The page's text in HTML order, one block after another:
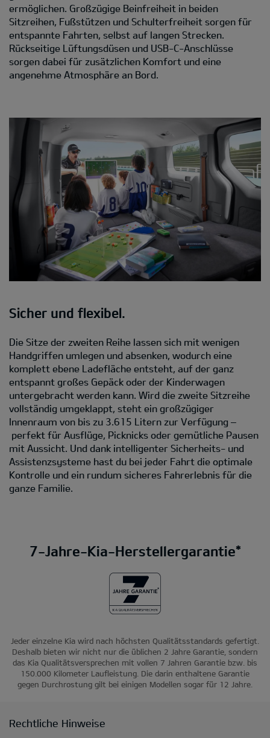
ermöglichen. Großzügige Beinfreiheit in beiden
Sitzreihen, Fußstützen und Schulterfreiheit sorgen für
entspannte Fahrten, selbst auf langen Strecken.
Rückseitige Lüftungsdüsen und USB-C-Anschlüsse
sorgen dabei für zusätzlichen Komfort und eine
angenehme Atmosphäre an Bord.
Sicher und flexibel.
Die Sitze der zweiten Reihe lassen sich mit wenigen
Handgriffen umlegen und absenken, wodurch eine
komplett ebene Ladefläche entsteht, auf der ganz
entspannt großes Gepäck oder der Kinderwagen
untergebracht werden kann. Wird die zweite Sitzreihe
vollständig umgeklappt, steht ein großzügiger
Innenraum von bis zu 3.615 Litern zur Verfügung –
perfekt für Ausflüge, Picknicks oder gemütliche Pausen
mit Aussicht. Und dank intelligenter Sicherheits- und
Assistenzsysteme hast du bei jeder Fahrt die optimale
Kontrolle und ein rundum sicheres Fahrerlebnis für die
ganze Familie.
7-Jahre-Kia-Herstellergarantie*
Jeder einzelne Kia wird nach höchsten Qualitätsstandards gefertigt.
Deshalb bieten wir nicht nur die üblichen 2 Jahre Garantie, sondern
das Kia Qualitätsversprechen mit vollen 7 Jahren Garantie bzw. bis
150.000 Kilometer Laufleistung. Die darin enthaltene Garantie
gegen Durchrostung gilt bei einigen Modellen sogar für 12 Jahre.
Rechtliche Hinweise